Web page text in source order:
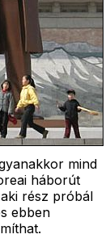
mind
háborút
rész próbál
ebben